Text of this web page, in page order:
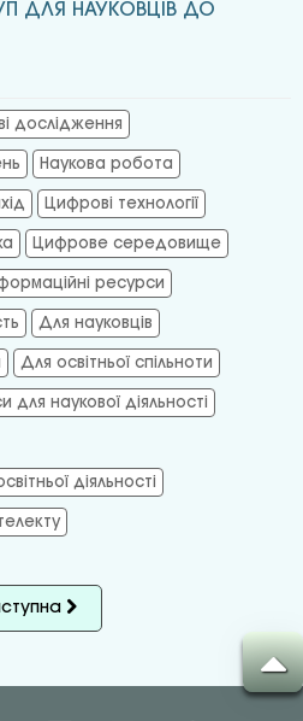
ДЛЯ НАУКОВЦІВ ДО
дослідження
Наукова робота
Цифрові технології
Цифрове середовище
ресурси
Для науковців
Для освітньої спільноти
для наукової діяльності
діяльності